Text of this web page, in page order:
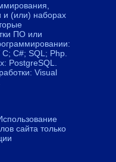
и (или) наборах
ПО или
C#; SQL; Php.
PostgreSQL.
Visual
сайта только